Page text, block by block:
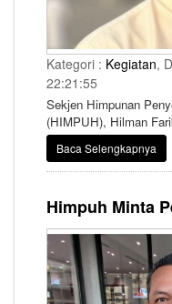
Kategori : Kegiatan,
22:21:55
Sekjen Himpunan
(HIMPUH), Hilman
terkait
Baca Selengkapnya